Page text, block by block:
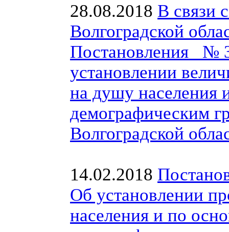
28.08.2018 В связи
Волгоградской
Постановления №
установлении
на душу населения
демографическим
Волгоградской
14.02.2018
Об установлении
населения и по